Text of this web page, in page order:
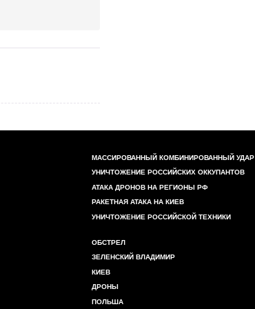
МАССИРОВАННЫЙ КОМБИНИРОВАННЫЙ УДАР
УНИЧТОЖЕНИЕ РОССИЙСКИХ ОККУПАНТОВ
АТАКА ДРОНОВ НА РЕГИОНЫ РФ
РАКЕТНАЯ АТАКА НА КИЕВ
УНИЧТОЖЕНИЕ РОССИЙСКОЙ ТЕХНИКИ
ОБСТРЕЛ
ЗЕЛЕНСКИЙ ВЛАДИМИР
КИЕВ
ДРОНЫ
ПОЛЬША